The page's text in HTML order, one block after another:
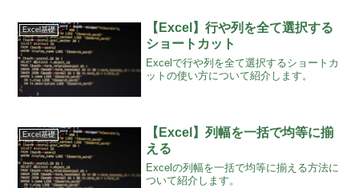
Excel基礎
【Excel】行や列を全て選択する
ショートカット
Excelで行や列を全て選択するショートカ
ットの使い方について紹介します。
Excel基礎
【Excel】列幅を一括で均等に揃
える
Excelの列幅を一括で均等に揃える方法に
ついて紹介します。